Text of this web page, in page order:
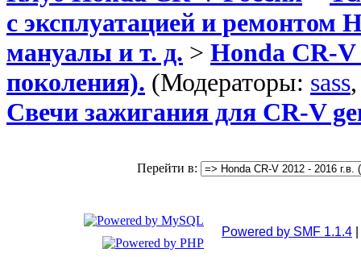
с эксплуатацией и ремонтом
мануалы и т. д. > Honda CR-V
поколения). (Модераторы: sass
Свечи зажигания для CR-V
Перейти в:
Powered by SMF 1.1.4